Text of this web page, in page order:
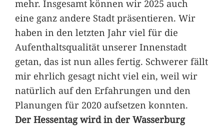
mehr. Insgesamt können wir 2025 auch
eine ganz andere Stadt präsentieren. Wir
haben in den letzten Jahr viel für die
Aufenthaltsqualität unserer Innenstadt
getan, das ist nun alles fertig. Schwerer fällt
mir ehrlich gesagt nicht viel ein, weil wir
natürlich auf den Erfahrungen und den
Planungen für 2020 aufsetzen konnten.
Der Hessentag wird in der Wasserburg